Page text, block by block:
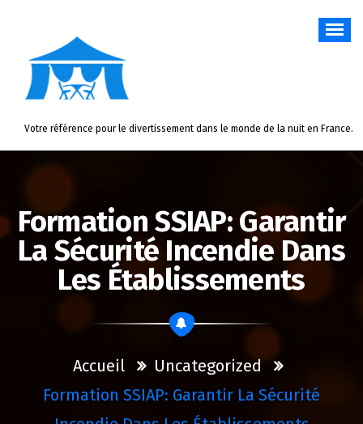
Votre référence pour le divertissement dans le monde de la nuit en France.
Formation SSIAP: Garantir
La Sécurité Incendie Dans
Les Établissements
Accueil
Uncategorized
Formation SSIAP: Garantir La Sécurité